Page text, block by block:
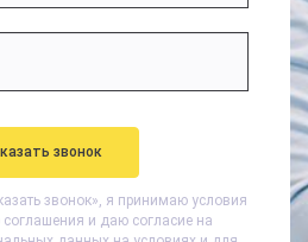
звонок», я принимаю условия
соглашения и даю согласие на